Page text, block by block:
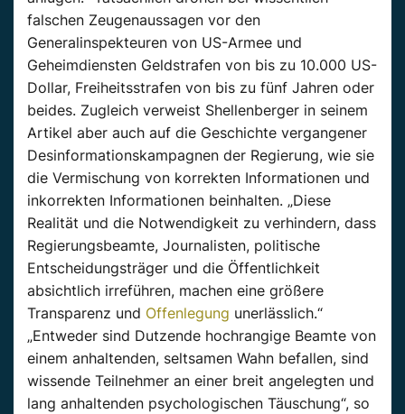
falschen Zeugenaussagen vor den
Generalinspekteuren von US-Armee und
Geheimdiensten Geldstrafen von bis zu 10.000 US-
Dollar, Freiheitsstrafen von bis zu fünf Jahren oder
beides. Zugleich verweist Shellenberger in seinem
Artikel aber auch auf die Geschichte vergangener
Desinformationskampagnen der Regierung, wie sie
die Vermischung von korrekten Informationen und
inkorrekten Informationen beinhalten. „Diese
Realität und die Notwendigkeit zu verhindern, dass
Regierungsbeamte, Journalisten, politische
Entscheidungsträger und die Öffentlichkeit
absichtlich irreführen, machen eine größere
Transparenz und Offenlegung unerlässlich.“
„Entweder sind Dutzende hochrangige Beamte von
einem anhaltenden, seltsamen Wahn befallen, sind
wissende Teilnehmer an einer breit angelegten und
lang anhaltenden psychologischen Täuschung“, so